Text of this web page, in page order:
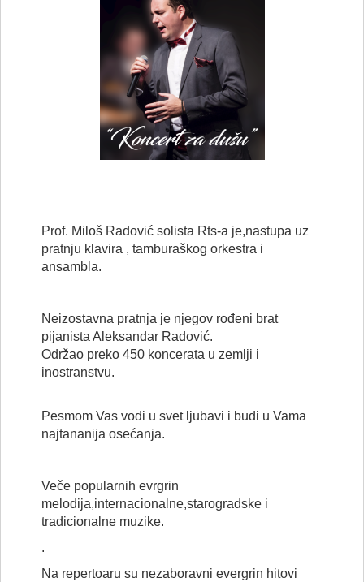
Prof. Miloš Radović solista Rts-a je,nastupa uz
pratnju klavira , tamburaškog orkestra i
ansambla.
Neizostavna pratnja je njegov rođeni brat
pijanista Aleksandar Radović.
Održao preko 450 koncerata u zemlji i
inostranstvu.
Pesmom Vas vodi u svet ljubavi i budi u Vama
najtananija osećanja.
Veče popularnih evrgrin
melodija,internacionalne,starogradske i
tradicionalne muzike.
.
Na repertoaru su nezaboravni evergrin hitovi